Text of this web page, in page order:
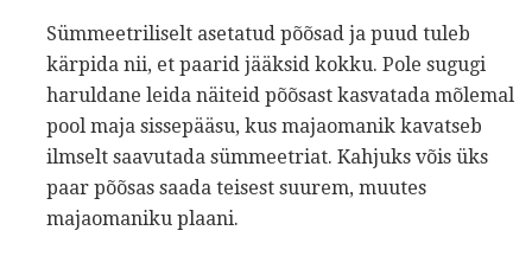
Sümmeetriliselt asetatud põõsad ja puud tuleb
kärpida nii, et paarid jääksid kokku. Pole sugugi
haruldane leida näiteid põõsast kasvatada mõlemal
pool maja sissepääsu, kus majaomanik kavatseb
ilmselt saavutada sümmeetriat. Kahjuks võis üks
paar põõsas saada teisest suurem, muutes
majaomaniku plaani.